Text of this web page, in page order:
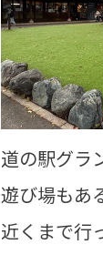
道の駅グラ
遊び場もあ
近くまで行